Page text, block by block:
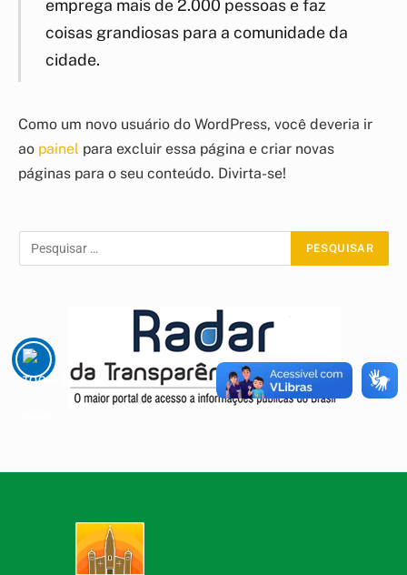
emprega mais de 2.000 pessoas e faz
coisas grandiosas para a comunidade da
cidade.
Como um novo usuário do WordPress, você deveria ir
ao painel para excluir essa página e criar novas
páginas para o seu conteúdo. Divirta-se!